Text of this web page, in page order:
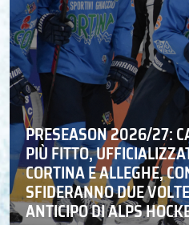
PRESEASON 2026/27:
PIÙ FITTO,
CORTINA E ALLEGHE,
SFIDERANNO DUE
ANTICIPO DI ALPS